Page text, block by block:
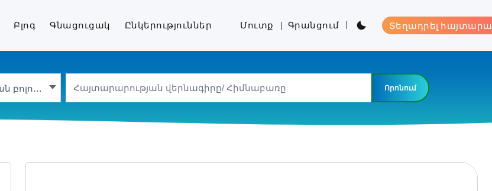
Բլոգ Գնացուցակ Ընկերություններ Մուտք Գրանցում Տեղադրել
Հայտարարության բոլոր տեսակները Որոնում